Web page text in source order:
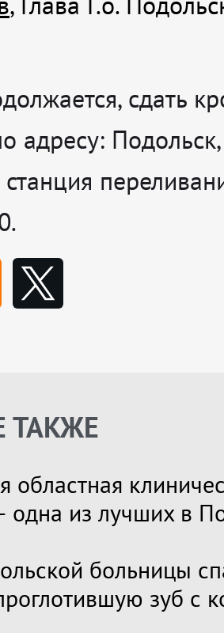
сдать
адресу:
ТАКЖЕ
областная
одна из лучших в
больницы
зуб с